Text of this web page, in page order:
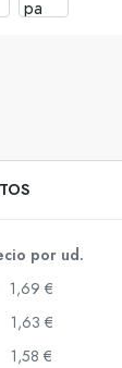
por ud.
1,69 €
1,63 €
1,58 €